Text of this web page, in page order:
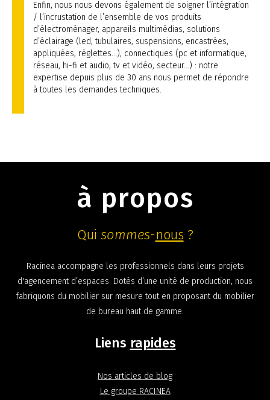
Enfin, nous nous devons également de soigner l’intégration
/ l’incrustation de l’ensemble de vos produits
d’électroménager, appareils multimédias, solutions
d’éclairage (led, tubulaires, suspensions, encastrées,
appliquées, réglettes…), connectiques (pc et informatique,
réseau, hi-fi et audio, tv et vidéo, secteur…) : notre
expertise depuis plus de 30 ans nous permet de répondre
à toutes les demandes techniques.
à propos
Qui sommes-nous ?
Racinea accompagne les professionnels dans leurs projets
d'agencement d’espaces. Dotés d’une unité de production, nous
fabriquons du mobilier sur mesure tout en proposant du mobilier
de bureau haut de gamme.
Liens rapides
Nos articles de blog
Le groupe RACINEA